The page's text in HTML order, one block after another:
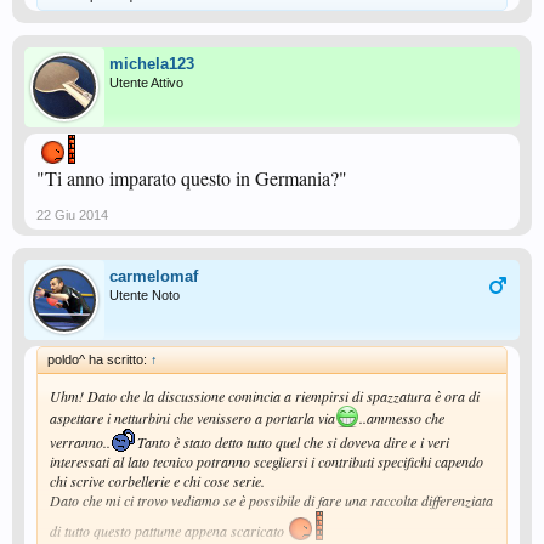
michela123
Utente Attivo
"Ti anno imparato questo in Germania?"
22 Giu 2014
carmelomaf
Utente Noto
poldo^ ha scritto: ↑
Uhm! Dato che la discussione comincia a riempirsi di spazzatura è ora di
aspettare i netturbini che venissero a portarla via
..ammesso che
verranno..
Tanto è stato detto tutto quel che si doveva dire e i veri
interessati al lato tecnico potranno scegliersi i contributi specifichi capendo
chi scrive corbellerie e chi cose serie.
Dato che mi ci trovo vediamo se è possibile di fare una raccolta differenziata
di tutto questo pattume appena scaricato